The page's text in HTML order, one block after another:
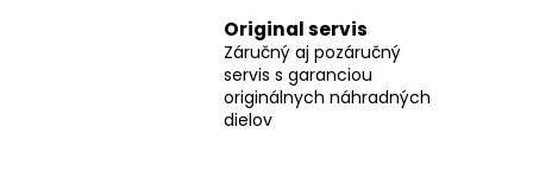
Original servis
Záručný aj pozáručný
servis s garanciou
originálnych náhradných
dielov